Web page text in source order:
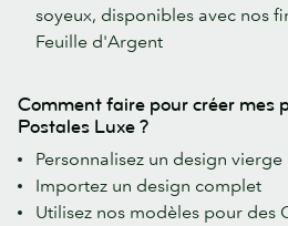
soyeux, disponibles avec nos
Feuille d'Argent
Comment faire pour créer mes
Postales Luxe ?
Personnalisez un design vierge
Importez un design complet
Utilisez nos modèles pour des